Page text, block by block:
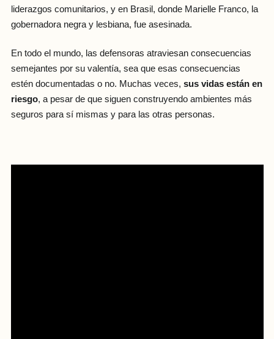
liderazgos comunitarios, y en Brasil, donde Marielle Franco, la
gobernadora negra y lesbiana, fue asesinada.
En todo el mundo, las defensoras atraviesan consecuencias
semejantes por su valentía, sea que esas consecuencias
estén documentadas o no. Muchas veces, sus vidas están en
riesgo, a pesar de que siguen construyendo ambientes más
seguros para sí mismas y para las otras personas.